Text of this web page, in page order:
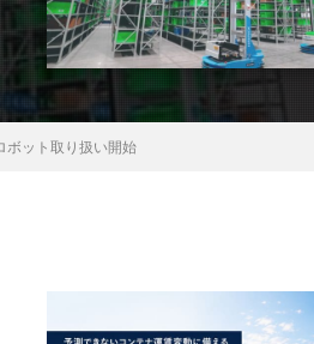
ボット取り扱い開始